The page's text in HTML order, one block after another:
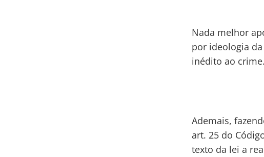
Nada melhor
por ideologia
inédito ao crime.
Ademais,
art. 25 do
texto da lei a